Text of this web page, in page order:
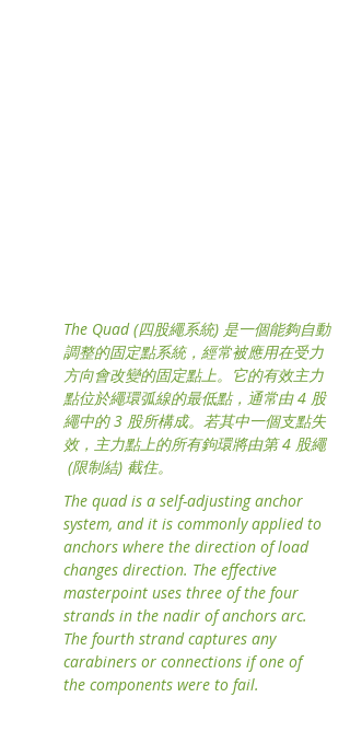
The Quad (四股繩系統) 是一個能夠自動
調整的固定點系統，經常被應用在受力
方向會改變的固定點上。它的有效主力
點位於繩環弧線的最低點，通常由 4 股
繩中的 3 股所構成。若其中一個支點失
效，主力點上的所有鉤環將由第 4 股繩
(限制結) 截住。
The quad is a self-adjusting anchor
system, and it is commonly applied to
anchors where the direction of load
changes direction. The effective
masterpoint uses three of the four
strands in the nadir of anchors arc.
The fourth strand captures any
carabiners or connections if one of
the components were to fail.